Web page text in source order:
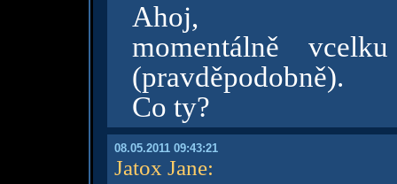
Ahoj,
momentálně
(pravděpodobně).
Co ty?
08.05.2011 09:43:21
Jatox Jane: